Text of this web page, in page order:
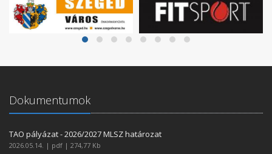
Dokumentumok
TAO pályázat - 2026/2027 MLSZ határozat
2026.05.14. | pdf | 274,77 Kb